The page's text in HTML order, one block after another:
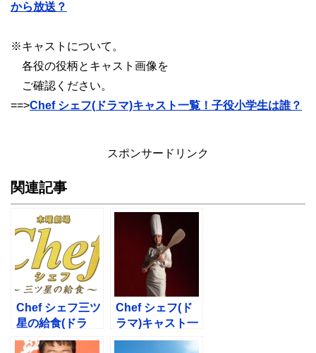
から放送？
※キャストについて。
各役の役柄とキャスト画像を
ご確認ください。
==>Chef シェフ(ドラマ)キャスト一覧！子役小学生は誰？
スポンサードリンク
関連記事
Chef シェフ三ツ
星の給食(ドラ
マ)原作あらす
Chef シェフ(ド
ラマ)キャスト一
覧！子役小学生